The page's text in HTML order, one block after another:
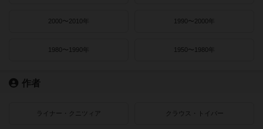
2000〜2010年 1990〜2000年
1980〜1990年 1950〜1980年
作者
ライナー・クニツィア クラウス・トイバー